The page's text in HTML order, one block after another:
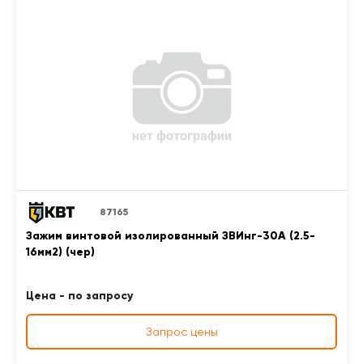
87165
Зажим винтовой изолированный ЗВИнг-30А (2.5-
16мм2) (чер)
Цена - по запросу
Запрос цены